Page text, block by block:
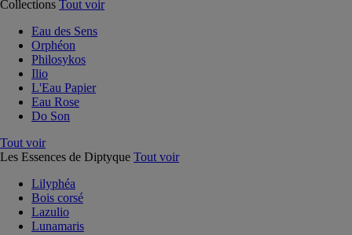
Collections Tout voir
Eau des Sens
Orphéon
Philosykos
Ilio
L'Eau Papier
Eau Rose
Do Son
Tout voir
Les Essences de Diptyque Tout voir
Lilyphéa
Bois corsé
Lazulio
Lunamaris